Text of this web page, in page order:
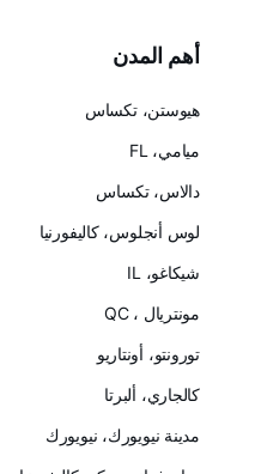
أهم المدن
هيوستن، تكساس
ميامي، FL
دالاس، تكساس
لوس أنجلوس، كاليفورنيا
شيكاغو، IL
مونتريال ، QC
تورونتو، أونتاريو
كالجاري، ألبرتا
مدينة نيويورك، نيويورك